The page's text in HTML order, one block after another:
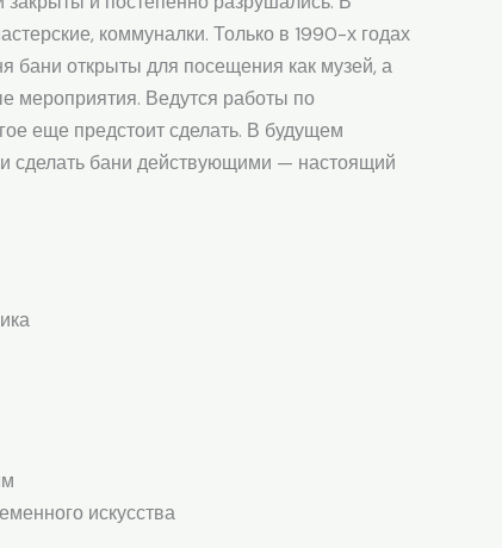
коммуналки. Только в 1990-х годах
бани открыты для посещения как музей, а
мероприятия. Ведутся работы по
еще предстоит сделать. В будущем
сделать бани действующими — настоящий
искусства